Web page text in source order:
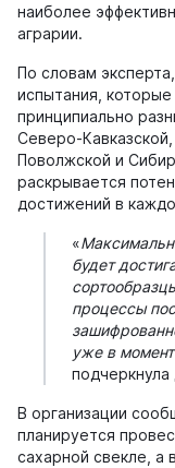
наиболее
аграрии.
По словам
испытания,
принципиально
Северо-
Поволжской и
раскрывается
достижений в
«
будет
процессы
уже в момент
В организации
планируется
сахарной свекле, а